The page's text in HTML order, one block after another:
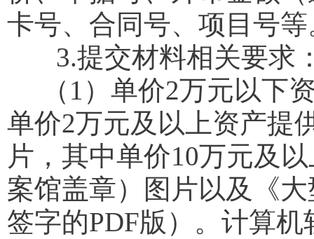
卡号、合同号、项目号等
3.提交材料相关要求
（1）单价2万元以下
单价2万元及以上资产提
片，其中单价10万元及
案馆盖章）图片以及《
签字的PDF版）。计算